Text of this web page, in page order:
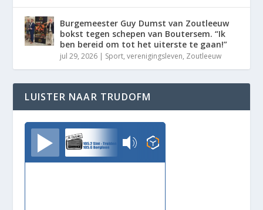
Burgemeester Guy Dumst van Zoutleeuw
bokst tegen schepen van Boutersem. “Ik
ben bereid om tot het uiterste te gaan!”
jul 29, 2026 | Sport,verenigingsleven, Zoutleeuw
LUISTER NAAR TRUDOFM
TrudoFM